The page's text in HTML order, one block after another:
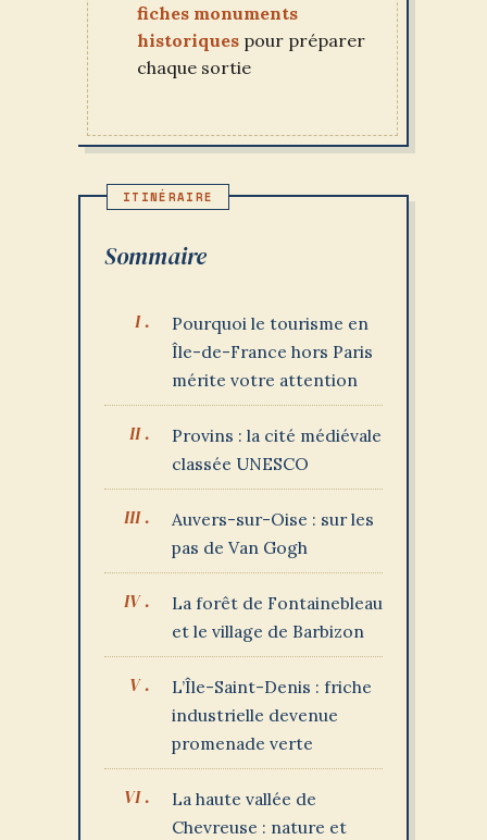
fiches monuments
historiques pour préparer
chaque sortie
Sommaire
Pourquoi le tourisme en
Île-de-France hors Paris
mérite votre attention
Provins : la cité médiévale
classée UNESCO
Auvers-sur-Oise : sur les
pas de Van Gogh
La forêt de Fontainebleau
et le village de Barbizon
L’Île-Saint-Denis : friche
industrielle devenue
promenade verte
La haute vallée de
Chevreuse : nature et